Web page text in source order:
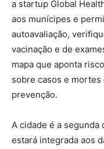
a startup Global
aos munícipes e
autoavaliação,
vacinação e de
mapa que aponta
sobre casos e mortes
prevenção.
A cidade é a segunda
estará integrada aos